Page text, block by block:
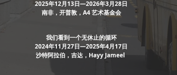
2025年12月13日—2026年3月28日
南非，开普敦，A4 艺术基金会
我们看到一个无休止的循环
2024年11月27日—2025年4月17日
沙特阿拉伯，吉达，Hayy Jameel